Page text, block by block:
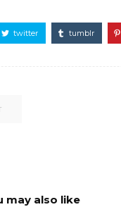
twitter tumblr
may also like